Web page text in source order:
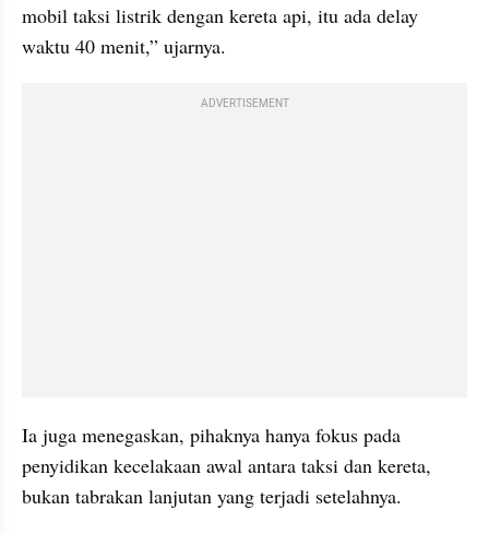
mobil taksi listrik dengan kereta api, itu ada delay
waktu 40 menit,” ujarnya.
ADVERTISEMENT
Ia juga menegaskan, pihaknya hanya fokus pada
penyidikan kecelakaan awal antara taksi dan kereta,
bukan tabrakan lanjutan yang terjadi setelahnya.